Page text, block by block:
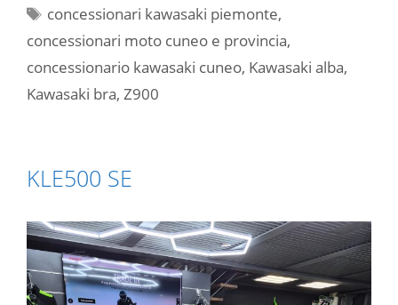
Tag
concessionari kawasaki piemonte,
concessionari moto cuneo e provincia,
concessionario kawasaki cuneo, Kawasaki alba,
Kawasaki bra, Z900
KLE500 SE